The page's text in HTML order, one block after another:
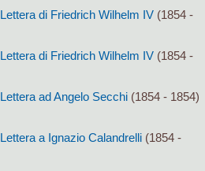
Lettera di Friedrich Wilhelm IV (1854 -
Lettera di Friedrich Wilhelm IV (1854 -
Lettera ad Angelo Secchi (1854 - 1854)
Lettera a Ignazio Calandrelli (1854 -